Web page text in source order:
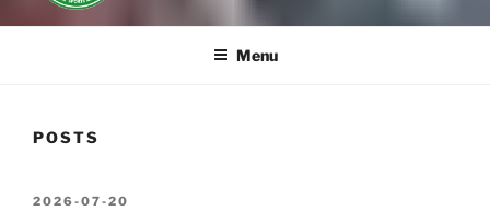
Menu
POSTS
POSTED
2026-07-20